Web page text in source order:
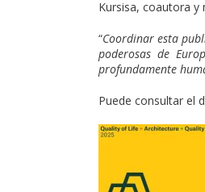
Kursisa, coautora y
“Coordinar esta
poderosas de
profundamente
Puede consultar el